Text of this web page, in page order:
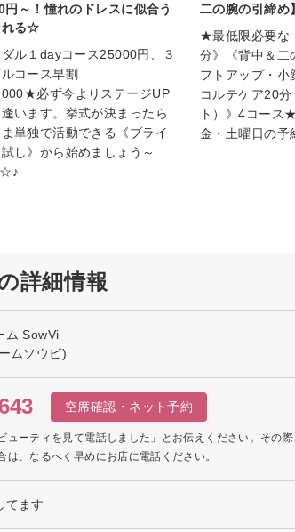
円～！憧れのドレスに似合う
れる☆
ル１dayコース25000円、３
コース早割
必ず今よりステージUP
います。挙式が決まったら
単独で活動できる《ブライ
し》から始めましょう～
二の腕の引締め
★最低限必要な
分》《背中＆二
フトアップ・小
コルテケア20
ト）》4コー
金・土曜日の予
詳細情報
ム SowVi
ムソウビ)
空席確認・ネット予約
ューティを見て電話しました」とお伝えください。その
は、なるべく早めにお店に電話ください。
てます